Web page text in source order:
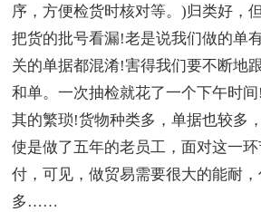
序，方便检货时核对等。)归类好，
把货的批号看漏!老是说我们做的单
关的单据都混淆!害得我们要不断地
和单。一次抽检就花了一个下午时
其的繁琐!货物种类多，单据也较多
使是做了五年的老员工，面对这一
付，可见，做贸易需要很大的能耐
多……